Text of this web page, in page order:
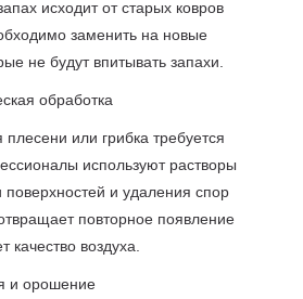
исходит от старых ковров
заменить на новые
не будут впитывать запахи.
обработка
или грибка требуется
используют растворы
и удаления спор
повторное появление
качество воздуха.
и орошение